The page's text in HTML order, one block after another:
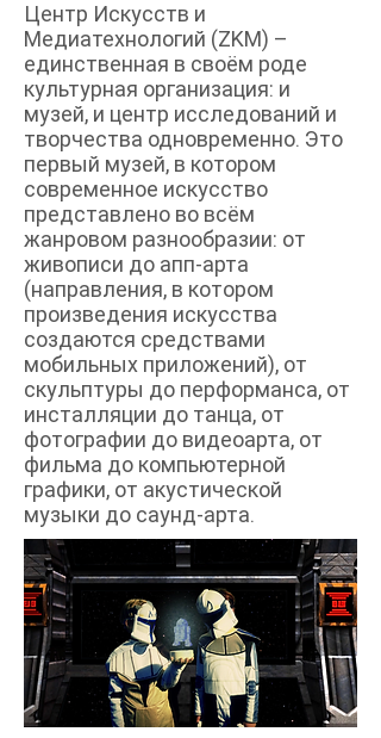
Центр Искусств и
Медиатехнологий (ZKM) –
единственная в своём роде
культурная организация: и
музей, и центр исследований и
творчества одновременно. Это
первый музей, в котором
современное искусство
представлено во всём
жанровом разнообразии: от
живописи до апп-арта
(направления, в котором
произведения искусства
создаются средствами
мобильных приложений), от
скульптуры до перформанса, от
инсталляции до танца, от
фотографии до видеоарта, от
фильма до компьютерной
графики, от акустической
музыки до саунд-арта.